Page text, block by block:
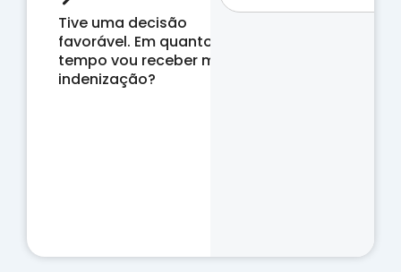
Tive uma decisão
favorável. Em quanto
tempo vou receber minha
indenização?